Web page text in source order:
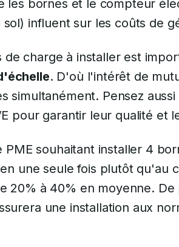
les bornes et le compteur
influent sur les coûts de
de charge à installer est
. D'où l'intérêt de
simultanément. Pensez
pour garantir leur qualité et
souhaitant installer 4
une seule fois plutôt qu'au
20% à 40% en moyenne.
une installation aux